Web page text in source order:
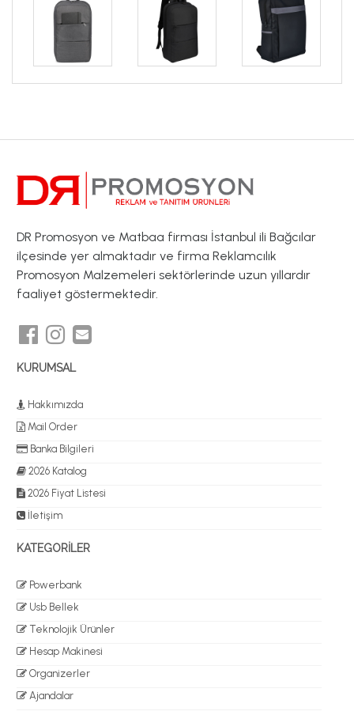
DR Promosyon ve Matbaa firması İstanbul ili Bağcılar
ilçesinde yer almaktadır ve firma Reklamcılık
Promosyon Malzemeleri sektörlerinde uzun yıllardır
faaliyet göstermektedir.
KURUMSAL
Hakkımızda
Mail Order
Banka Bilgileri
2026 Katalog
2026 Fiyat Listesi
İletişim
KATEGORİLER
Powerbank
Usb Bellek
Teknolojik Ürünler
Hesap Makinesi
Organizerler
Ajandalar